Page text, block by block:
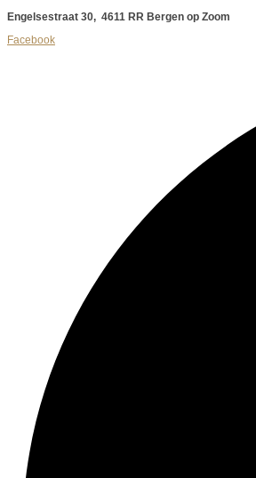
Engelsestraat 30, 4611 RR Bergen op Zoom
Facebook